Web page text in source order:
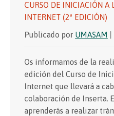
CURSO DE INICIACIÓN A
INTERNET (2ª EDICIÓN)
Publicado por UMASAM
Os informamos de la
edición del Curso de
Internet que llevará a
colaboración de Inserta.
aprenderás a realizar